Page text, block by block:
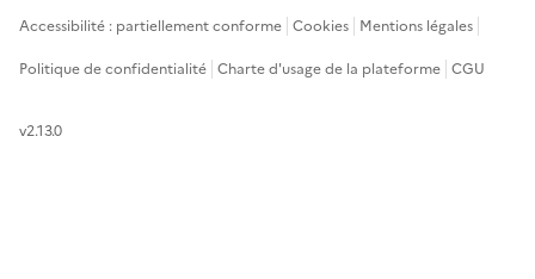
Accessibilité : partiellement conforme Cookies Mentions légales
Politique de confidentialité Charte d'usage de la plateforme CGU
v2.13.0